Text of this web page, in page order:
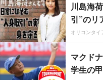
川島海
引”のリ
オリコンタイ
マクド
学生の